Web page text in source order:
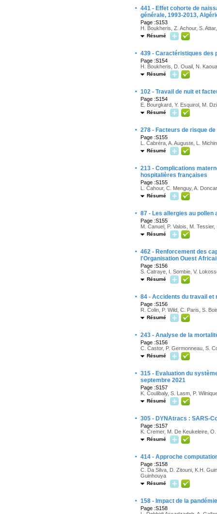
· 441 - Effet cohorte de
générale, 1993-2013,
Page :S153
H. Boukheris, Z. Achour, S.
Résumé
· 439 - Caractéristiques des
Page :S154
H. Boukheris, D. Ouail, N.
Résumé
· 102 - Travail de nuit et
Page :S154
E. Bourgkard, Y. Esquirol, M.
Résumé
· 278 - Facteurs de risque
Page :S155
L. Cabréra, A. Auguste, L.
Résumé
· 213 - Complications
hospitalières françaises
Page :S155
L. Cahour, C. Menguy, A.
Résumé
· 87 - Les allergies au
Page :S155
M. Canuel, P. Valois, M.
Résumé
· 462 - Renforcement des
l'Organisation Ouest
Page :S156
S. Catraye, I. Sombie, V.
Résumé
· 84 - Accidents du travail
Page :S156
R. Colin, P. Wild, C. Paris, S.
Résumé
· 243 - Analyse de la
Page :S156
C. Castor, P. Germonneau, S.
Résumé
· 315 - Evaluation du
septembre 2021
Page :S157
K. Coulibaly, S. Lasm, P.
Résumé
· 305 - DYNAtracs : SARS-
Page :S157
K. Cremer, M. De Keukeleire,
Résumé
· 414 - Approche
Page :S158
C. Da Silva, D. Zitouni, K.H.
Guinhouya
Résumé
· 158 - Impact de la
Page :S158